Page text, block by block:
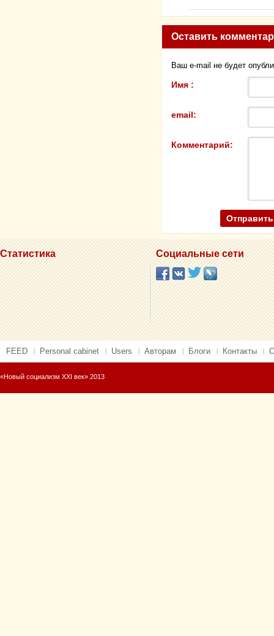
Оставить
Ваш e-mail не будет
Имя :
email:
Комментарий:
Статистика Социальные сети
FEED Personal cabinet Users Авторам Блоги Контакты
«Новый социализм XXI век» 2013